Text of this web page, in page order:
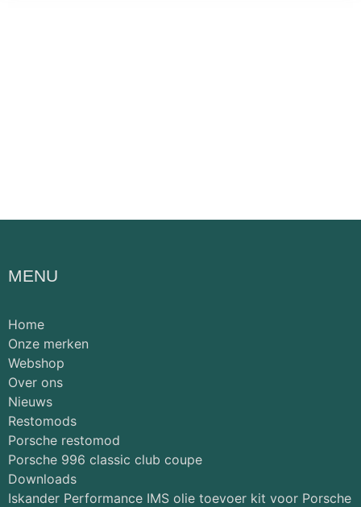
MENU
Home
Onze merken
Webshop
Over ons
Nieuws
Restomods
Porsche restomod
Porsche 996 classic club coupe
Downloads
Iskander Performance IMS olie toevoer kit voor Porsche